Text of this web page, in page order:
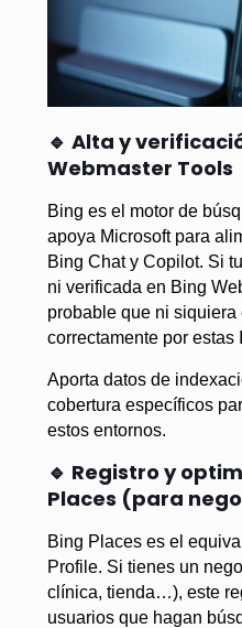
🔹 Alta y
Webmaster Tools
Bing es el motor de
apoya Microsoft para
Bing Chat y Copilot. Si
ni verificada en Bing
probable que ni
correctamente por estas
Aporta datos de
cobertura específicos
estos entornos.
🔹 Registro y
Places (para
Bing Places es el
Profile. Si tienes un
clínica, tienda…), este
usuarios que hagan